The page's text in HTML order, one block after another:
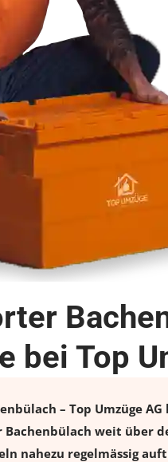
bei Top
– Top Umzüge
weit über
nahezu regelmässig